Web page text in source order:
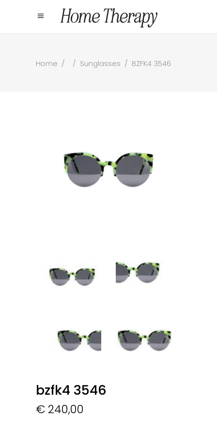
Home / / Sunglasses / BZFK4 3546
bzfk4 3546
€ 240,00